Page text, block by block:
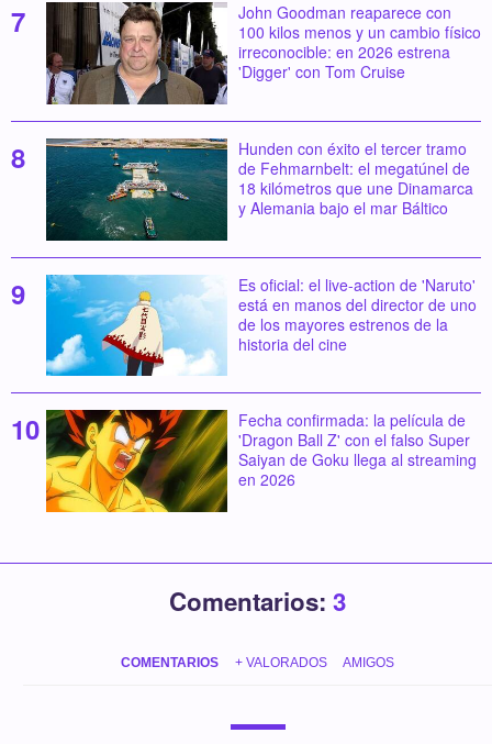
John Goodman reaparece con
100 kilos menos y un cambio físico
irreconocible: en 2026 estrena
'Digger' con Tom Cruise
Hunden con éxito el tercer tramo
de Fehmarnbelt: el megatúnel de
18 kilómetros que une Dinamarca
y Alemania bajo el mar Báltico
Es oficial: el live-action de 'Naruto'
está en manos del director de uno
de los mayores estrenos de la
historia del cine
Fecha confirmada: la película de
'Dragon Ball Z' con el falso Super
Saiyan de Goku llega al streaming
en 2026
Comentarios: 3
COMENTARIOS + VALORADOS AMIGOS